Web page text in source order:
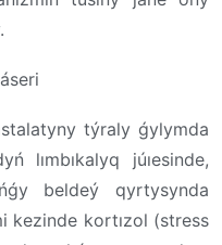
týraly ǵylymda
lımbıkalyq júıesinde,
beldeý qyrtysynda
kezinde kortızol (stress